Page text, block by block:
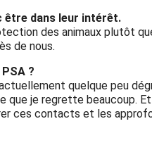
être dans leur intérêt.
des animaux plutôt
de nous.
?
quelque peu
je regrette beaucoup.
ces contacts et les